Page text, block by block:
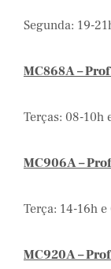
Segunda: 19-
MC868A –
Terças: 08-10h
MC906A –
Terça: 14-16h
MC920A –